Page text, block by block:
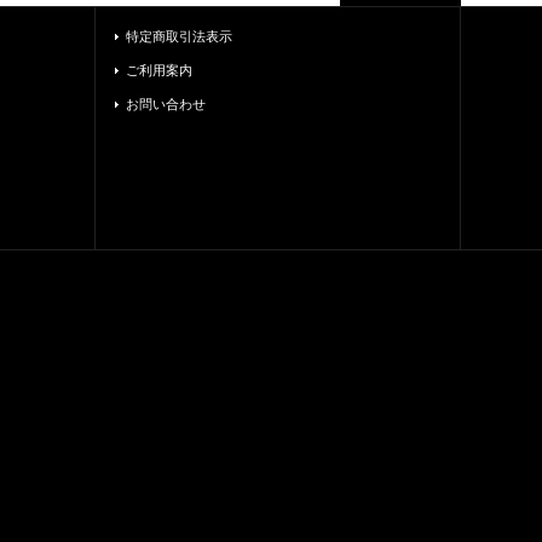
特定商取引法表示
ご利用案内
お問い合わせ